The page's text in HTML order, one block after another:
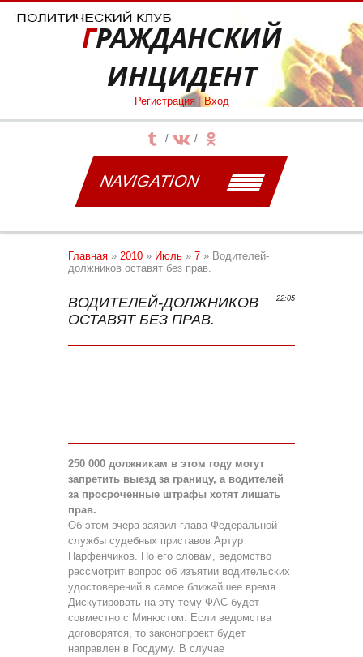
ГРАЖДАНСКИЙ
ИНЦИДЕНТ
Регистрация Вход
NAVIGATION
Главная » 2010 » Июль » 7 » Водителей-
должников оставят без прав.
22:05
ВОДИТЕЛЕЙ-ДОЛЖНИКОВ
ОСТАВЯТ БЕЗ ПРАВ.
250 000 должникам в этом году могут
запретить выезд за границу, а водителей
за просроченные штрафы хотят лишать
прав.
Об этом вчера заявил глава Федеральной
службы судебных приставов Артур
Парфенчиков. По его словам, ведомство
рассмотрит вопрос об изъятии водительских
удостоверений в самое ближайшее время.
Дискутировать на эту тему ФАС будет
совместно с Минюстом. Если ведомства
договорятся, то законопроект будет
направлен в Госдуму. В случае